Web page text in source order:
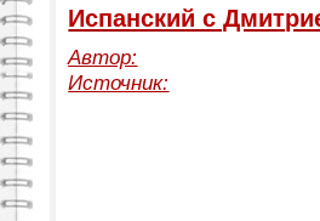
Испанский с
Автор:
Источник: